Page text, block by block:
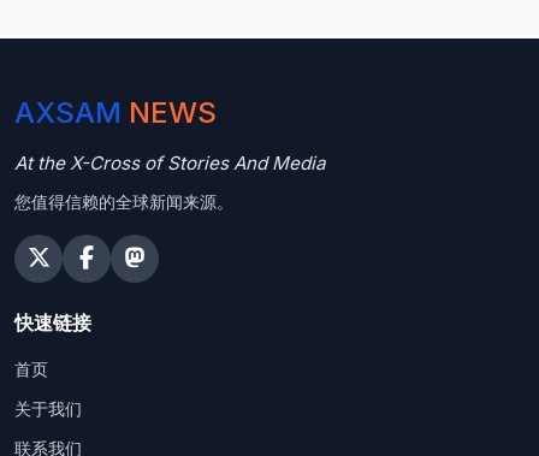
AXSAM NEWS
At the X-Cross of Stories And Media
您值得信赖的全球新闻来源。
快速链接
首页
关于我们
联系我们